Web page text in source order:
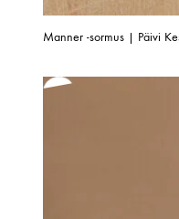
Manner -sormus | Päivi